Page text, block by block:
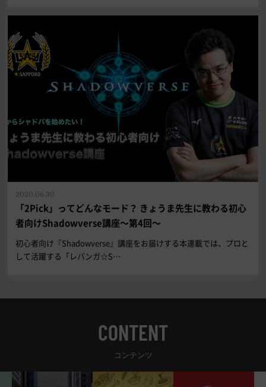
「2Pick」ってどんなモード？ きょうま先生に教わる初心
者向けShadowverse講座～第4回～
2020.06.30
初心者向け『Shadowverse』講座をお届けする本連載では、プロと
して活躍する「レバンガ☆S…
CONTENT
コンテンツ